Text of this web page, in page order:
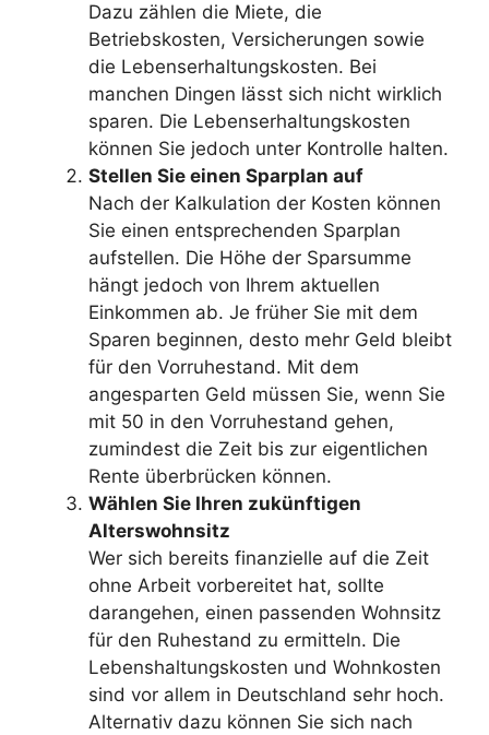
Dazu zählen die Miete, die
Betriebskosten, Versicherungen sowie
die Lebenserhaltungskosten. Bei
manchen Dingen lässt sich nicht wirklich
sparen. Die Lebenserhaltungskosten
können Sie jedoch unter Kontrolle halten.
Stellen Sie einen Sparplan auf
Nach der Kalkulation der Kosten können
Sie einen entsprechenden Sparplan
aufstellen. Die Höhe der Sparsumme
hängt jedoch von Ihrem aktuellen
Einkommen ab. Je früher Sie mit dem
Sparen beginnen, desto mehr Geld bleibt
für den Vorruhestand. Mit dem
angesparten Geld müssen Sie, wenn Sie
mit 50 in den Vorruhestand gehen,
zumindest die Zeit bis zur eigentlichen
Rente überbrücken können.
Wählen Sie Ihren zukünftigen
Alterswohnsitz
Wer sich bereits finanzielle auf die Zeit
ohne Arbeit vorbereitet hat, sollte
darangehen, einen passenden Wohnsitz
für den Ruhestand zu ermitteln. Die
Lebenshaltungskosten und Wohnkosten
sind vor allem in Deutschland sehr hoch.
Alternativ dazu können Sie sich nach